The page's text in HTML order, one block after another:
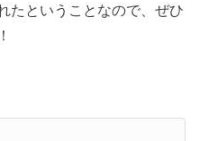
たということなので、ぜひ